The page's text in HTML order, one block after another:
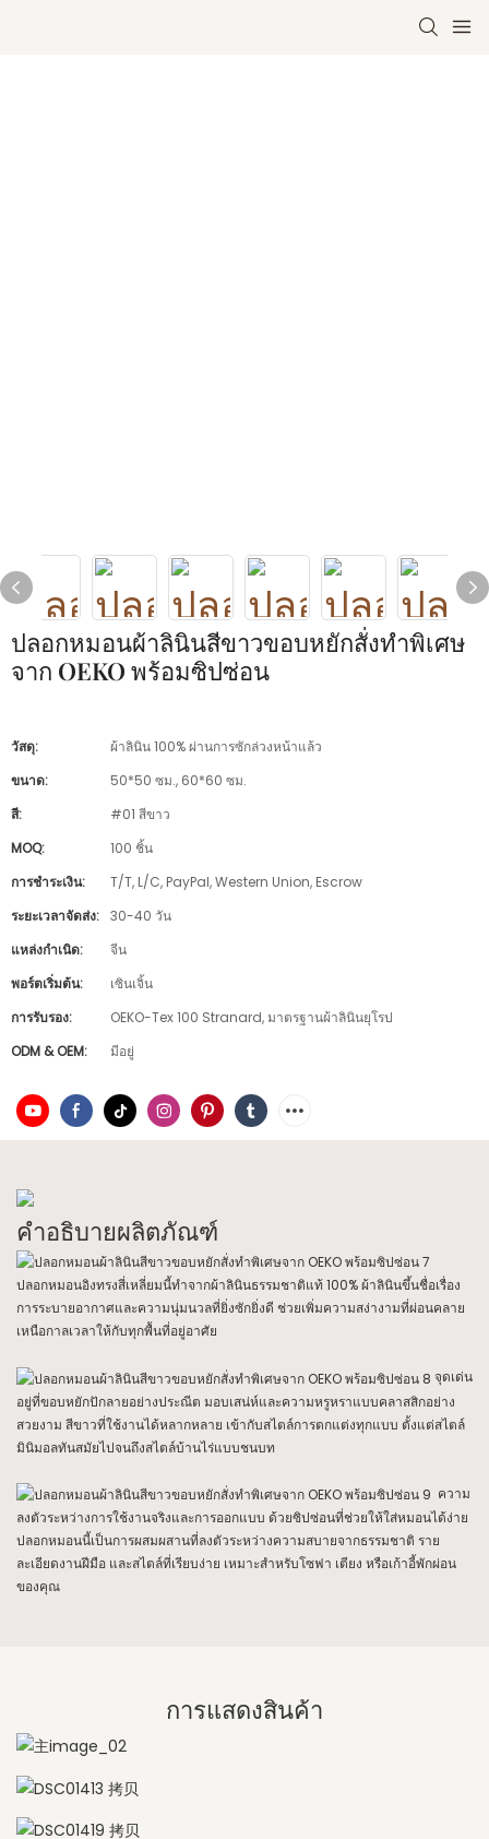
ปลอกหมอนผ้าลินินสีขาวขอบหยักสั่งทำพิเศษ
จาก OEKO พร้อมซิปซ่อน
วัสดุ:
ผ้าลินิน 100% ผ่านการซักล่วงหน้าแล้ว
ขนาด:
50*50 ซม., 60*60 ซม.
สี:
#01 สีขาว
MOQ:
100 ชิ้น
การชำระเงิน:
T/T, L/C, PayPal, Western Union, Escrow
ระยะเวลาจัดส่ง: 30-40 วัน
แหล่งกำเนิด:
จีน
พอร์ตเริ่มต้น:
เซินเจิ้น
การรับรอง:
OEKO-Tex 100 Stranard, มาตรฐานผ้าลินินยุโรป
ODM & OEM:
มีอยู่
คำอธิบายผลิตภัณฑ์
ปลอกหมอนอิงทรงสี่เหลี่ยมนี้ทำจากผ้าลินินธรรมชาติแท้ 100% ผ้าลินินขึ้นชื่อเรื่อง
การระบายอากาศและความนุ่มนวลที่ยิ่งซักยิ่งดี ช่วยเพิ่มความสง่างามที่ผ่อนคลาย
เหนือกาลเวลาให้กับทุกพื้นที่อยู่อาศัย
จุดเด่น
อยู่ที่ขอบหยักปักลายอย่างประณีต มอบเสน่ห์และความหรูหราแบบคลาสสิกอย่าง
สวยงาม สีขาวที่ใช้งานได้หลากหลาย เข้ากับสไตล์การตกแต่งทุกแบบ ตั้งแต่สไตล์
มินิมอลทันสมัยไปจนถึงสไตล์บ้านไร่แบบชนบท
ความ
ลงตัวระหว่างการใช้งานจริงและการออกแบบ ด้วยซิปซ่อนที่ช่วยให้ใส่หมอนได้ง่าย
ปลอกหมอนนี้เป็นการผสมผสานที่ลงตัวระหว่างความสบายจากธรรมชาติ ราย
ละเอียดงานฝีมือ และสไตล์ที่เรียบง่าย เหมาะสำหรับโซฟา เตียง หรือเก้าอี้พักผ่อน
ของคุณ
การแสดงสินค้า